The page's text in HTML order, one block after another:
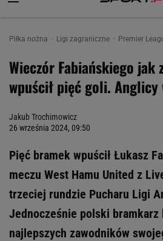
Piłka nożna Ligi zagraniczne Premier
Wieczór Fabiańskiego jak
wpuścił pięć goli.
Jakub Trochimowicz
26 września 2024, 09:50
Pięć bramek wpuścił Łukasz
meczu West Hamu United z
trzeciej rundzie Pucharu Ligi
Jednocześnie polski bramkarz
najlepszych zawodników